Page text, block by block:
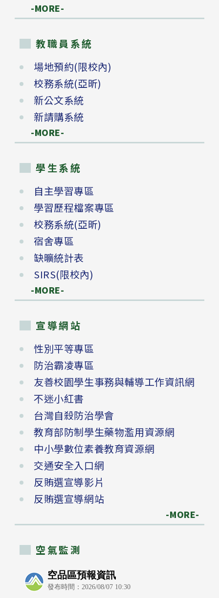
-MORE-
教職員系統
場地預約(限校內)
校務系統(亞昕)
新公文系統
新請購系統
-MORE-
學生系統
自主學習專區
學習歷程檔案專區
校務系統(亞昕)
宿舍專區
缺曠統計表
SIRS(限校內)
-MORE-
宣導網站
性別平等專區
防治霸凌專區
友善校園學生事務與輔導工作資訊網
不迷小紅書
台灣自殺防治學會
教育部防制學生藥物濫用資源網
中小學數位素養教育資源網
交通安全入口網
反賄選宣導影片
反賄選宣導網站
-MORE-
空氣監測